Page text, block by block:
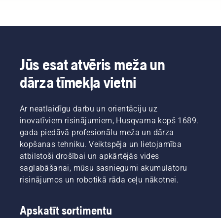
Husqvarna
elektrisko
un ar
akumulatoru
rokā
turamo
produktu
nodaļas
vadītājs.
akumulatora
tehniku,
šīs rūpes
atkrīt.
Jūs esat atvēris meža un
dārza tīmekļa vietni
Ar neatlaidīgu darbu un orientāciju uz
inovatīviem risinājumiem, Husqvarna kopš 1689.
gada piedāvā profesionālu meža un dārza
kopšanas tehniku. Veiktspēja un lietojamība
atbilstoši drošībai un apkārtējās vides
saglabāšanai, mūsu sasniegumi akumulatoru
risinājumos un robotikā rāda ceļu nākotnei.
Apskatīt sortimentu